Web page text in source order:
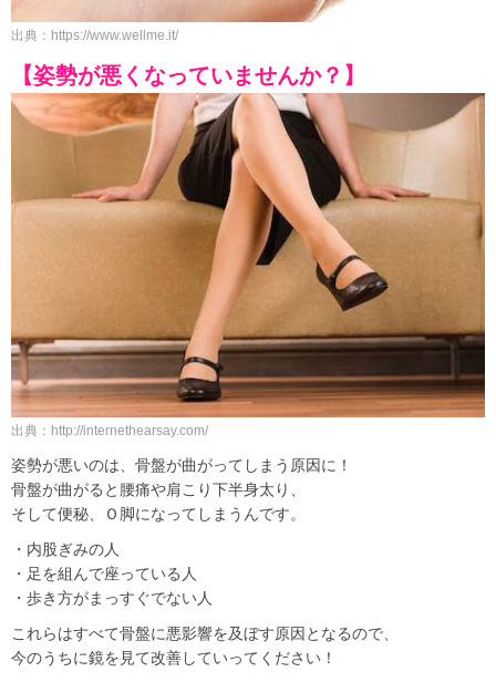
出典：https://www.wellme.it/
【姿勢が悪くなっていませんか？】
出典：http://internethearsay.com/
姿勢が悪いのは、骨盤が曲がってしまう原因に！
骨盤が曲がると腰痛や肩こり下半身太り、
そして便秘、Ｏ脚になってしまうんです。
・内股ぎみの人
・足を組んで座っている人
・歩き方がまっすぐでない人
これらはすべて骨盤に悪影響を及ぼす原因となるので、
今のうちに鏡を見て改善していってください！